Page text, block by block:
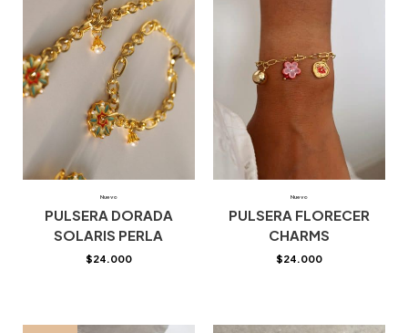
Nuevo
PULSERA DORADA
SOLARIS PERLA
$24.000
Nuevo
PULSERA FLORECER
CHARMS
$24.000